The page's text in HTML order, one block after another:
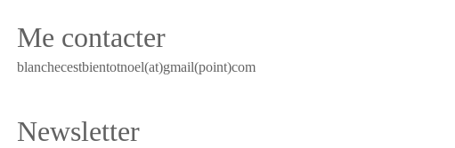
Me contacter
blanchecestbientotnoel(at)gmail(point)com
Newsletter